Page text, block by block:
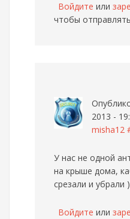
Войдите или
чтобы
2013 -
misha12
У нас не одной
на крыше дома,
срезали и убрали
Войдите или